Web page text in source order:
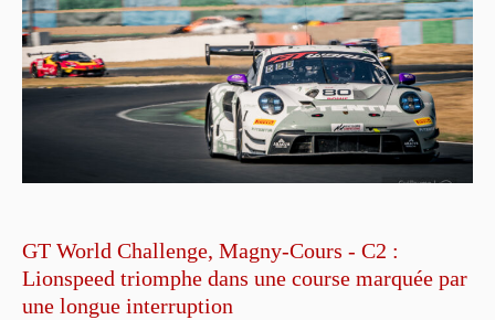
GT World Challenge, Magny-Cours - C2 :
Lionspeed triomphe dans une course marquée par
une longue interruption